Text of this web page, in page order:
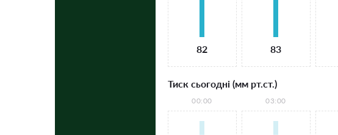
82 83
Тиск сьогодні (мм рт.ст.)
00:00 03:00